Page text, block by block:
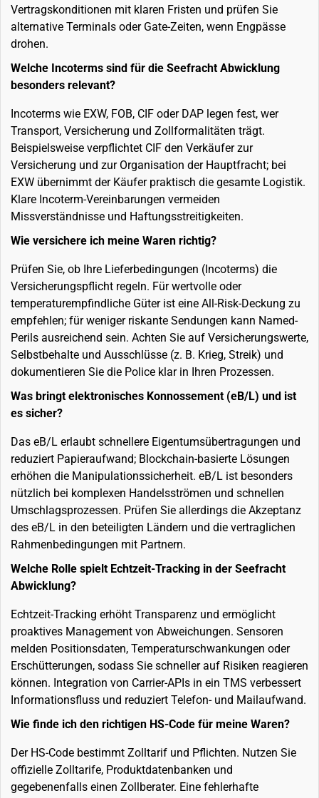
Vertragskonditionen mit klaren Fristen und prüfen Sie
alternative Terminals oder Gate-Zeiten, wenn Engpässe
drohen.
Welche Incoterms sind für die Seefracht Abwicklung
besonders relevant?
Incoterms wie EXW, FOB, CIF oder DAP legen fest, wer
Transport, Versicherung und Zollformalitäten trägt.
Beispielsweise verpflichtet CIF den Verkäufer zur
Versicherung und zur Organisation der Hauptfracht; bei
EXW übernimmt der Käufer praktisch die gesamte Logistik.
Klare Incoterm-Vereinbarungen vermeiden
Missverständnisse und Haftungsstreitigkeiten.
Wie versichere ich meine Waren richtig?
Prüfen Sie, ob Ihre Lieferbedingungen (Incoterms) die
Versicherungspflicht regeln. Für wertvolle oder
temperaturempfindliche Güter ist eine All-Risk-Deckung zu
empfehlen; für weniger riskante Sendungen kann Named-
Perils ausreichend sein. Achten Sie auf Versicherungswerte,
Selbstbehalte und Ausschlüsse (z. B. Krieg, Streik) und
dokumentieren Sie die Police klar in Ihren Prozessen.
Was bringt elektronisches Konnossement (eB/L) und ist
es sicher?
Das eB/L erlaubt schnellere Eigentumsübertragungen und
reduziert Papieraufwand; Blockchain-basierte Lösungen
erhöhen die Manipulationssicherheit. eB/L ist besonders
nützlich bei komplexen Handelsströmen und schnellen
Umschlagsprozessen. Prüfen Sie allerdings die Akzeptanz
des eB/L in den beteiligten Ländern und die vertraglichen
Rahmenbedingungen mit Partnern.
Welche Rolle spielt Echtzeit-Tracking in der Seefracht
Abwicklung?
Echtzeit-Tracking erhöht Transparenz und ermöglicht
proaktives Management von Abweichungen. Sensoren
melden Positionsdaten, Temperaturschwankungen oder
Erschütterungen, sodass Sie schneller auf Risiken reagieren
können. Integration von Carrier-APIs in ein TMS verbessert
Informationsfluss und reduziert Telefon- und Mailaufwand.
Wie finde ich den richtigen HS-Code für meine Waren?
Der HS-Code bestimmt Zolltarif und Pflichten. Nutzen Sie
offizielle Zolltarife, Produktdatenbanken und
gegebenenfalls einen Zollberater. Eine fehlerhafte